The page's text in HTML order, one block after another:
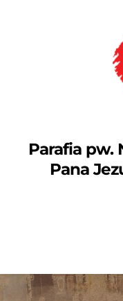
Parafia pw.
Pana